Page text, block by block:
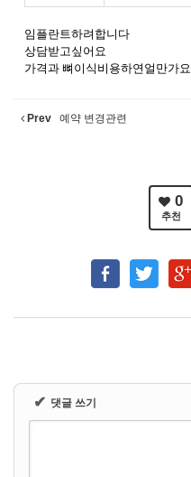
임플란트하려합니다
상담받고싶어요
가격과 뼈이식비용하연얼만가요
Prev 예약 변경관련
0
추천
✔ 댓글 쓰기